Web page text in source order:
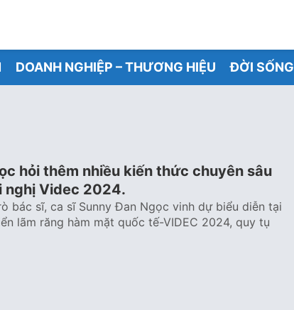
DOANH NGHIỆP – THƯƠNG HIỆU ĐỜI SỐNG
hỏi thêm nhiều kiến thức chuyên sâu
nghị Videc 2024.
bác sĩ, ca sĩ Sunny Đan Ngọc vinh dự biểu diễn tại
lãm răng hàm mặt quốc tế-VIDEC 2024, quy tụ